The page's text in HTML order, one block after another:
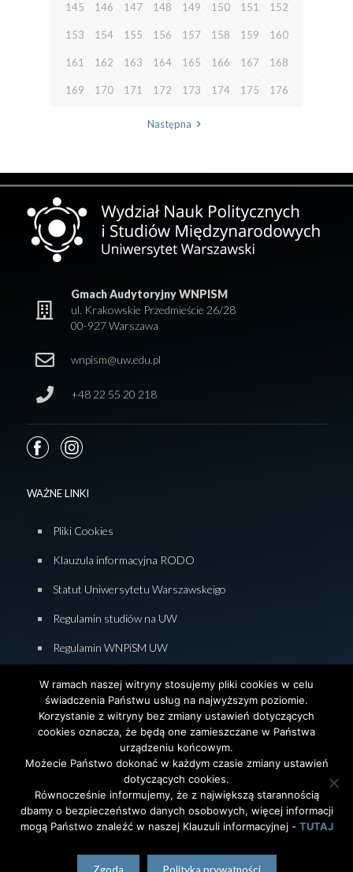
145 146 147 148 149 150 151 152
153 154 155 156 157 158 159 160
161 162 163 164 165 166 167 168
169 170 171 172 173 174 175 176
Następna
Gmach Audytoryjny WNPISM
ul. Krakowskie Przedmieście 26/28
00-927 Warszawa
wnpism@uw.edu.pl
+48 22 55 20 218
WAŻNE LINKI
Pliki Cookies
Klauzula informacyjna RODO
Statut Uniwersytetu Warszawskeigo
Regulamin studiów na UW
Regulamin WNPiSM UW
Deklaracja dostępności WNPiSM
© 2026 Wydział Nauk Politycznych i Studiów
Międzynarodowych. Uniwersytet Warszawski. All Rights
Reserved. Projekt i realizacja stronyAgencjaInterAktywni
W ramach naszej witryny stosujemy pliki cookies w celu
świadczenia Państwu usług na najwyższym poziomie.
Korzystanie z witryny bez zmiany ustawień dotyczących
cookies oznacza, że będą one zamieszczane w Państwa
urządzeniu końcowym.
Możecie Państwo dokonać w każdym czasie zmiany ustawień
dotyczących cookies.
Równocześnie informujemy, że z największą starannością
dbamy o bezpieczeństwo danych osobowych, więcej informacji
mogą Państwo znaleźć w naszej Klauzuli informacyjnej - TUTAJ